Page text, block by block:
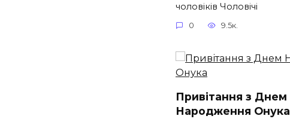
чоловіків​ Чоловічі
0 9.5к.
Привітання з Днем
Народження Онука